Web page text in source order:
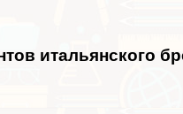
итальянского